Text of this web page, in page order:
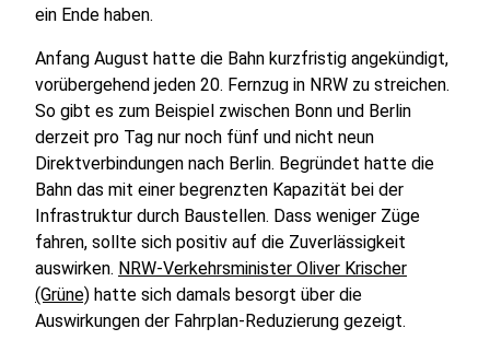
ein Ende haben.
Anfang August hatte die Bahn kurzfristig angekündigt,
vorübergehend jeden 20. Fernzug in NRW zu streichen.
So gibt es zum Beispiel zwischen Bonn und Berlin
derzeit pro Tag nur noch fünf und nicht neun
Direktverbindungen nach Berlin. Begründet hatte die
Bahn das mit einer begrenzten Kapazität bei der
Infrastruktur durch Baustellen. Dass weniger Züge
fahren, sollte sich positiv auf die Zuverlässigkeit
auswirken. NRW-Verkehrsminister Oliver Krischer
(Grüne) hatte sich damals besorgt über die
Auswirkungen der Fahrplan-Reduzierung gezeigt.